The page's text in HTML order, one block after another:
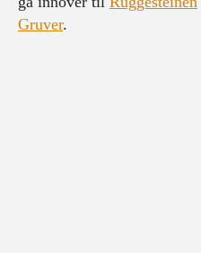
Gruver.